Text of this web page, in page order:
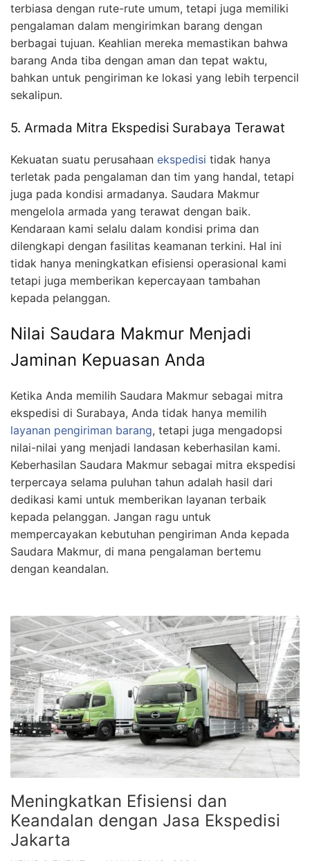
terbiasa dengan rute-rute umum, tetapi juga memiliki
pengalaman dalam mengirimkan barang dengan
berbagai tujuan. Keahlian mereka memastikan bahwa
barang Anda tiba dengan aman dan tepat waktu,
bahkan untuk pengiriman ke lokasi yang lebih terpencil
sekalipun.
5. Armada Mitra Ekspedisi Surabaya Terawat
Kekuatan suatu perusahaan ekspedisi tidak hanya
terletak pada pengalaman dan tim yang handal, tetapi
juga pada kondisi armadanya. Saudara Makmur
mengelola armada yang terawat dengan baik.
Kendaraan kami selalu dalam kondisi prima dan
dilengkapi dengan fasilitas keamanan terkini. Hal ini
tidak hanya meningkatkan efisiensi operasional kami
tetapi juga memberikan kepercayaan tambahan
kepada pelanggan.
Nilai Saudara Makmur Menjadi
Jaminan Kepuasan Anda
Ketika Anda memilih Saudara Makmur sebagai mitra
ekspedisi di Surabaya, Anda tidak hanya memilih
layanan pengiriman barang, tetapi juga mengadopsi
nilai-nilai yang menjadi landasan keberhasilan kami.
Keberhasilan Saudara Makmur sebagai mitra ekspedisi
terpercaya selama puluhan tahun adalah hasil dari
dedikasi kami untuk memberikan layanan terbaik
kepada pelanggan. Jangan ragu untuk
mempercayakan kebutuhan pengiriman Anda kepada
Saudara Makmur, di mana pengalaman bertemu
dengan keandalan.
Meningkatkan Efisiensi dan
Keandalan dengan Jasa Ekspedisi
Jakarta